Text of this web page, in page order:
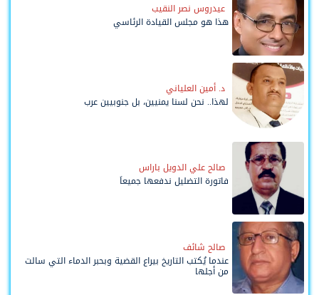
عيدروس نصر النقيب
هذا هو مجلس القيادة الرئاسي
د. أمين العلياني
لهذا.. نحن لسنا يمنيين، بل جنوبيين عرب
صالح علي الدويل باراس
فاتورة التضليل ندفعها جميعاً
صالح شائف
عندما يُكتب التاريخ بيراع القضية وبحبر الدماء التي سالت
من أجلها